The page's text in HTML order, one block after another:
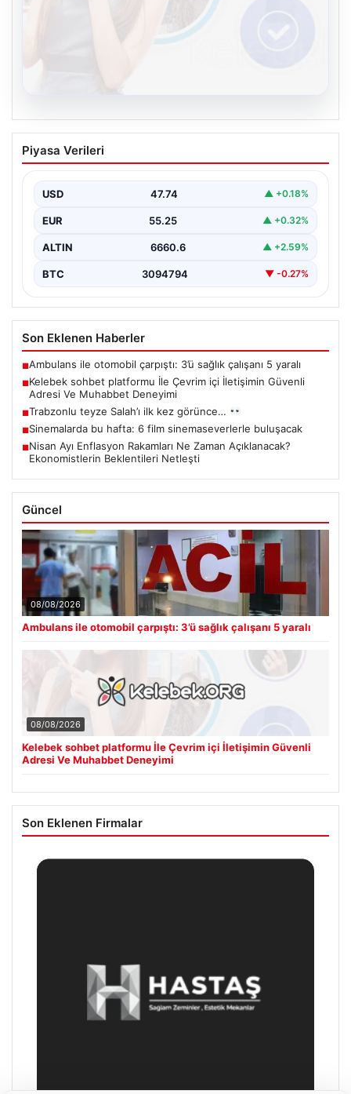
Kelebek sohbet platformu İle Çevrim içi
İletişimin Güvenli Adresi Ve Muhabbet
İnternet dünyasında kullanıcıların güvenli bir biçimde
çeşitli…
Piyasa Verileri
USD 47.74 ▲ +0.18%
EUR 55.25 ▲ +0.32%
ALTIN 6660.6 ▲ +2.59%
BTC 3094794 ▼ -0.27%
Son Eklenen Haberler
■Ambulans ile otomobil çarpıştı: 3’ü sağlık çalışanı 5 yaralı
■Kelebek sohbet platformu İle Çevrim içi İletişimin Güvenli
Adresi Ve Muhabbet Deneyimi
■Trabzonlu teyze Salah’ı ilk kez görünce…
■Sinemalarda bu hafta: 6 film sinemaseverlerle buluşacak
■Nisan Ayı Enflasyon Rakamları Ne Zaman Açıklanacak?
Ekonomistlerin Beklentileri Netleşti
Güncel
08/08/2026
Ambulans ile otomobil çarpıştı: 3’ü sağlık çalışanı 5 yaralı
08/08/2026
Kelebek sohbet platformu İle Çevrim içi İletişimin Güvenli
Adresi Ve Muhabbet Deneyimi
Son Eklenen Firmalar